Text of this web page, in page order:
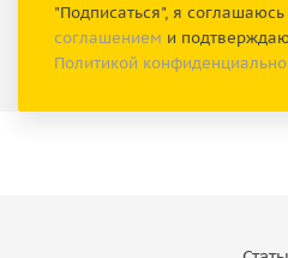
"Подписаться", я соглашаюсь
соглашением и
Политикой